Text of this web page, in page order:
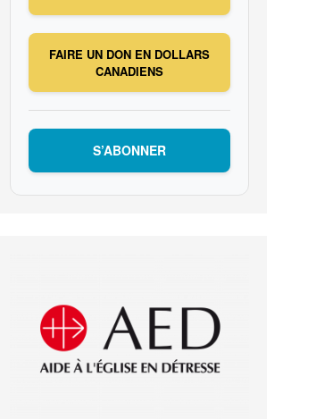
FAIRE UN DON EN DOLLARS
CANADIENS
S’ABONNER